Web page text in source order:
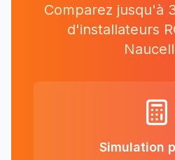
Comparez jusqu'à
d'installateurs
Simulation